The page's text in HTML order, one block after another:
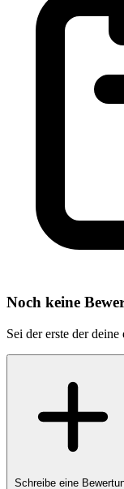
Noch keine
Sei der erste der
Schreibe eine